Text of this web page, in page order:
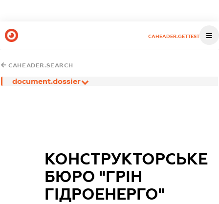
CAHEADER.GETTEST
CAHEADER.SEARCH
document.dossier
КОНСТРУКТОРСЬКЕ
БЮРО "ГРІН
ГІДРОЕНЕРГО"